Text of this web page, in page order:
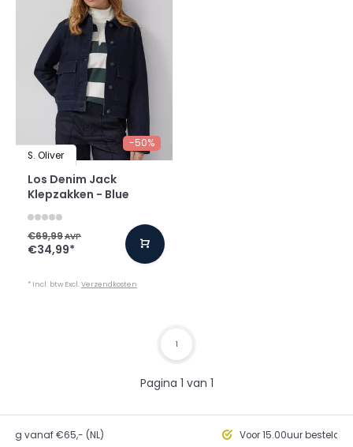
-50%
S. Oliver
Los Denim Jack
Klepzakken - Blue
€69,99AVP
€34,99*
* Incl. btw Excl.Verzendkosten
Pagina 1 van 1
1
vanaf €65,- (NL) Voor 15.00uur besteld,